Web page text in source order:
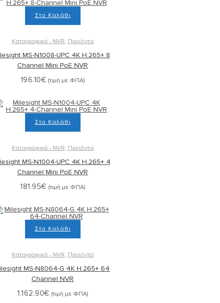
Στο Καλάθι
Καταγραφικά - NVR, Προϊόντα
MS-N1008-UPC 4K H.265+ 8-
Channel Mini PoE NVR
196.10€ (τιμή με ΦΠΑ)
Στο Καλάθι
Καταγραφικά - NVR, Προϊόντα
MS-N1004-UPC 4K H.265+ 4-
Channel Mini PoE NVR
181.95€ (τιμή με ΦΠΑ)
Στο Καλάθι
Καταγραφικά - NVR, Προϊόντα
MS-N8064-G 4K H.265+ 64-
Channel NVR
1,162.90€ (τιμή με ΦΠΑ)